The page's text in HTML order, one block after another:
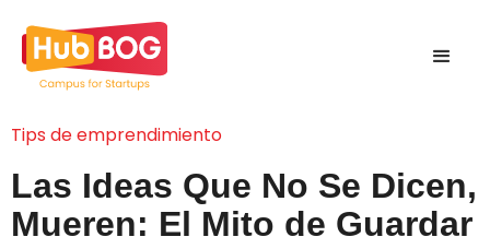
Tips de emprendimiento
Las Ideas Que No Se Dicen,
Mueren: El Mito de Guardar